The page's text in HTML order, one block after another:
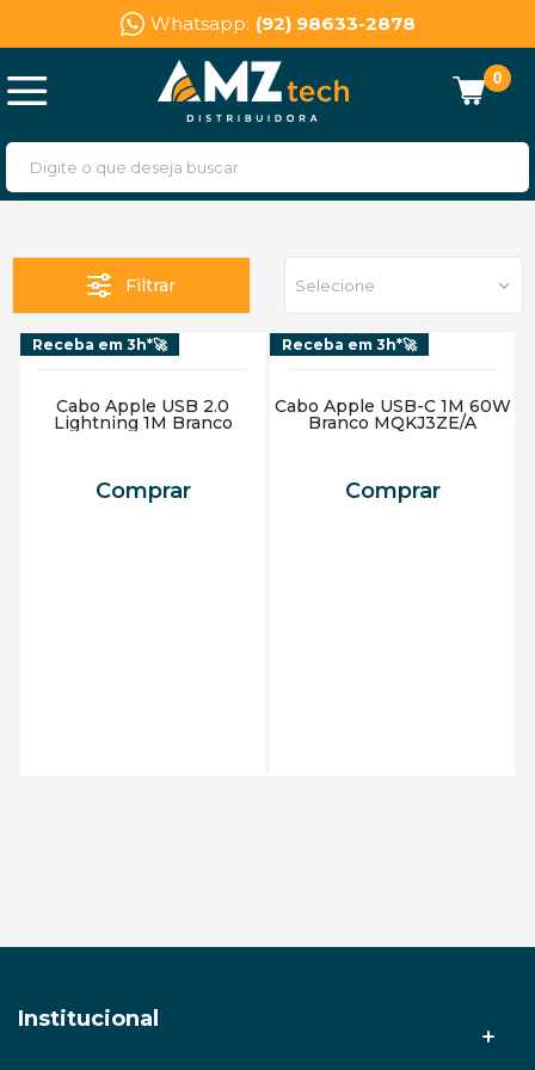
Whatsapp: (92) 98633-2878
0
Filtrar Selecione
Receba em 3h*🚀
Cabo Apple USB 2.0
Lightning 1M Branco
Comprar
Receba em 3h*🚀
Cabo Apple USB-C 1M 60W
Branco MQKJ3ZE/A
Comprar
Institucional